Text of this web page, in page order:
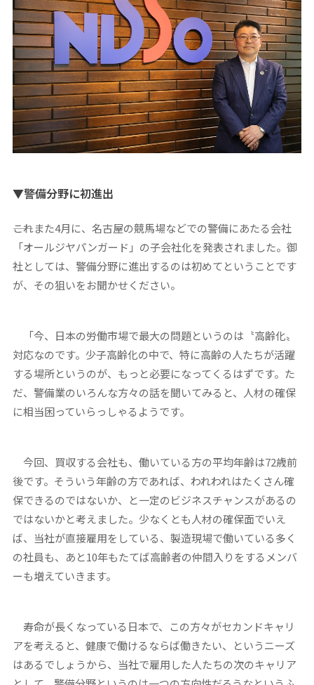
▼警備分野に初進出
――これまた4月に、名古屋の競馬場などでの警備にあたる会社
「オールジヤパンガード」の子会社化を発表されました。御
社としては、警備分野に進出するのは初めてということです
が、その狙いをお聞かせください。
「今、日本の労働市場で最大の問題というのは〝高齢化〟
対応なのです。少子高齢化の中で、特に高齢の人たちが活躍
する場所というのが、もっと必要になってくるはずです。た
だ、警備業のいろんな方々の話を聞いてみると、人材の確保
に相当困っていらっしゃるようです。
今回、買収する会社も、働いている方の平均年齢は72歳前
後です。そういう年齢の方であれば、われわれはたくさん確
保できるのではないか、と一定のビジネスチャンスがあるの
ではないかと考えました。少なくとも人材の確保面でいえ
ば、当社が直接雇用をしている、製造現場で働いている多く
の社員も、あと10年もたてば高齢者の仲間入りをするメンバ
ーも増えていきます。
寿命が長くなっている日本で、この方々がセカンドキャリ
アを考えると、健康で働けるならば働きたい、というニーズ
はあるでしょうから、当社で雇用した人たちの次のキャリア